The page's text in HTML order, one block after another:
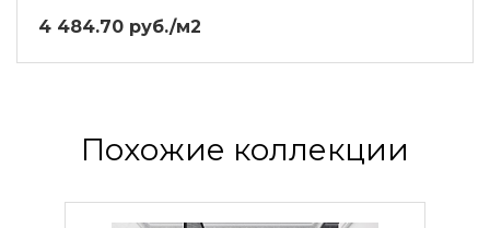
4 484.70 руб./м2
Похожие коллекции